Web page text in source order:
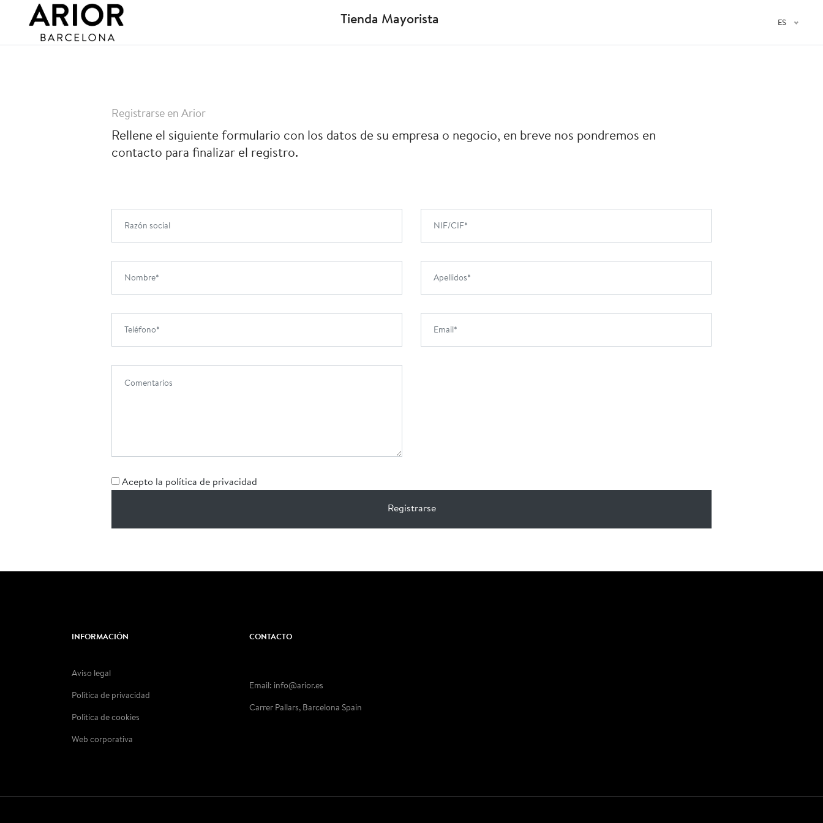
Tienda Mayorista ES
Registrarse en Arior
Rellene el siguiente formulario con los datos de su empresa o negocio, en breve nos pondremos en
contacto para finalizar el registro.
Acepto la política de privacidad
INFORMACIÓN
Aviso legal
Política de privacidad
Política de cookies
Web corporativa
CONTACTO
Email: info@arior.es
Carrer Pallars, Barcelona Spain